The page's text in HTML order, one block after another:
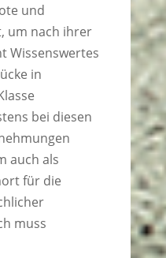
und
um nach ihrer
Wissenswertes
in
bei diesen
auch als
für die
muss